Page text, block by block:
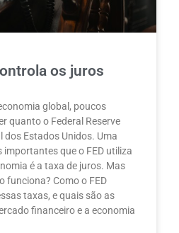
os juros
global, poucos
quanto o Federal Reserve
dos Estados Unidos. Uma
que o FED utiliza
é a taxa de juros. Mas
funciona? Como o FED
taxas, e quais são as
financeiro e a economia